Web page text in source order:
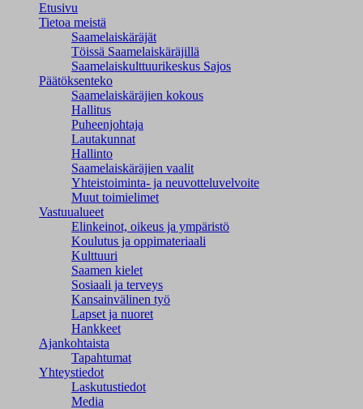
Etusivu
Tietoa meistä
Saamelaiskäräjät
Töissä Saamelaiskäräjillä
Saamelaiskulttuuri­keskus Sajos
Päätöksenteko
Saamelaiskäräjien kokous
Hallitus
Puheenjohtaja
Lautakunnat
Hallinto
Saamelaiskäräjien vaalit
Yhteistoiminta- ja neuvotteluvelvoite
Muut toimielimet
Vastuualueet
Elinkeinot, oikeus ja ympäristö
Koulutus ja oppimateriaali
Kulttuuri
Saamen kielet
Sosiaali ja terveys
Kansainvälinen työ
Lapset ja nuoret
Hankkeet
Ajankohtaista
Tapahtumat
Yhteystiedot
Laskutustiedot
Media